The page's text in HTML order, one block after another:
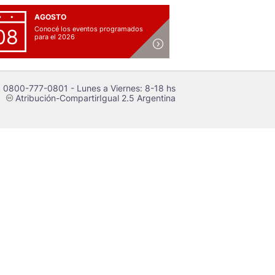
AGOSTO
Conocé los eventos programados
para el 2026
0800-777-0801 - Lunes a Viernes: 8-18 hs
cAtribución-CompartirIgual 2.5 Argentina